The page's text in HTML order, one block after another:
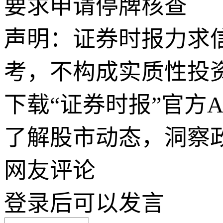
要求申请停牌核查
声明：证券时报力求
考，不构成实质性投
下载“证券时报”官方
了解股市动态，洞察
网友评论
登录后可以发言